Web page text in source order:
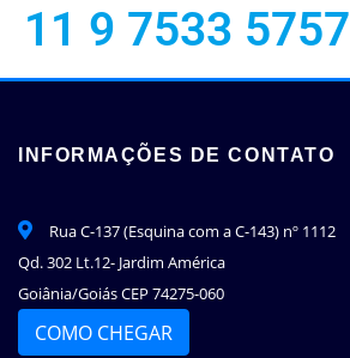
11 9 7533 5757
INFORMAÇÕES DE CONTATO
Rua C-137 (Esquina com a C-143) nº 1112
Qd. 302 Lt.12- Jardim América
Goiânia/Goiás CEP 74275-060
COMO CHEGAR